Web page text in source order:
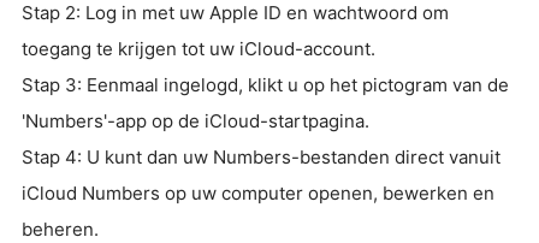
Stap 2: Log in met uw Apple ID en wachtwoord om
toegang te krijgen tot uw iCloud-account.
Stap 3: Eenmaal ingelogd, klikt u op het pictogram van de
'Numbers'-app op de iCloud-startpagina.
Stap 4: U kunt dan uw Numbers-bestanden direct vanuit
iCloud Numbers op uw computer openen, bewerken en
beheren.